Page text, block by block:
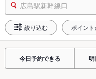
広島駅新幹線口
絞り込む ポイン
今日予約できる 明